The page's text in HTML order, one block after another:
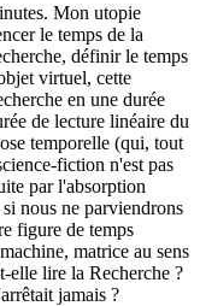
Mon utopie
le temps de la
définir le temps
virtuel, cette
en une durée
de lecture linéaire du
temporelle (qui, tout
fiction n'est pas
par l'absorption
nous ne parviendrons
figure de temps
matrice au sens
elle lire la Recherche ?
jamais ?